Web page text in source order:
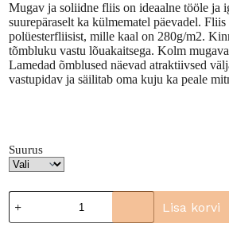
Mugav ja soliidnefliis on ideaalne tööle ja
suurepäraselt ka külmematel päevadel.
polüesterfliisist, mille kaal on 280g/m2.
tõmbluku vastu lõuakaitsega. Kolm
Lamedad õmblused näevad atraktiivsed
vastupidav ja säilitab oma kuju ka peale
Suurus
Fliis
MICKAEL
armeeroheline
Lisa korvi